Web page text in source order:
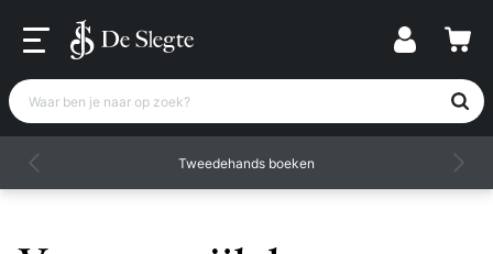
Waar ben je naar op zoek?
Tweedehands boeken